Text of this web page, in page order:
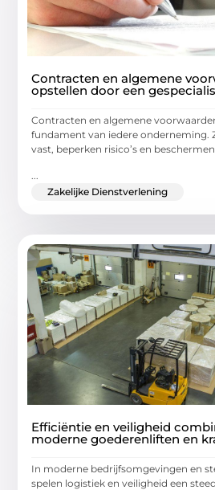
Contracten en algemene
opstellen door een
Contracten en algemene
fundament van iedere onderneming.
vast, beperken risico’s en
Zakelijke Dienstverlening
Efficiëntie en veiligheid
moderne goederenliften en
In moderne bedrijfsomgevingen en
spelen logistiek en veiligheid een